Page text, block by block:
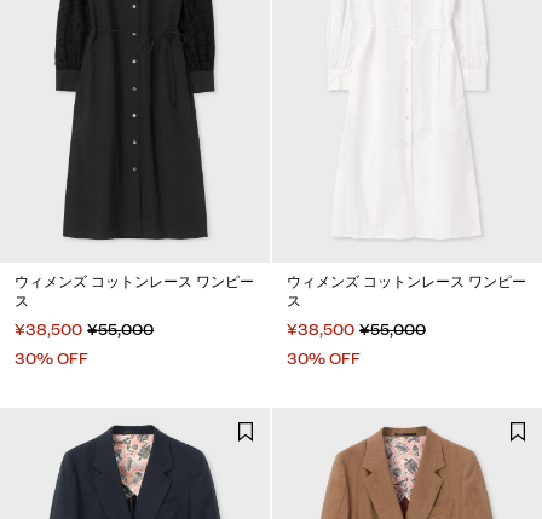
ウィメンズ コットンレース ワンピー
ス
¥38,500 ¥55,000
30% OFF
ウィメンズ コットンレース ワンピー
ス
¥38,500 ¥55,000
30% OFF